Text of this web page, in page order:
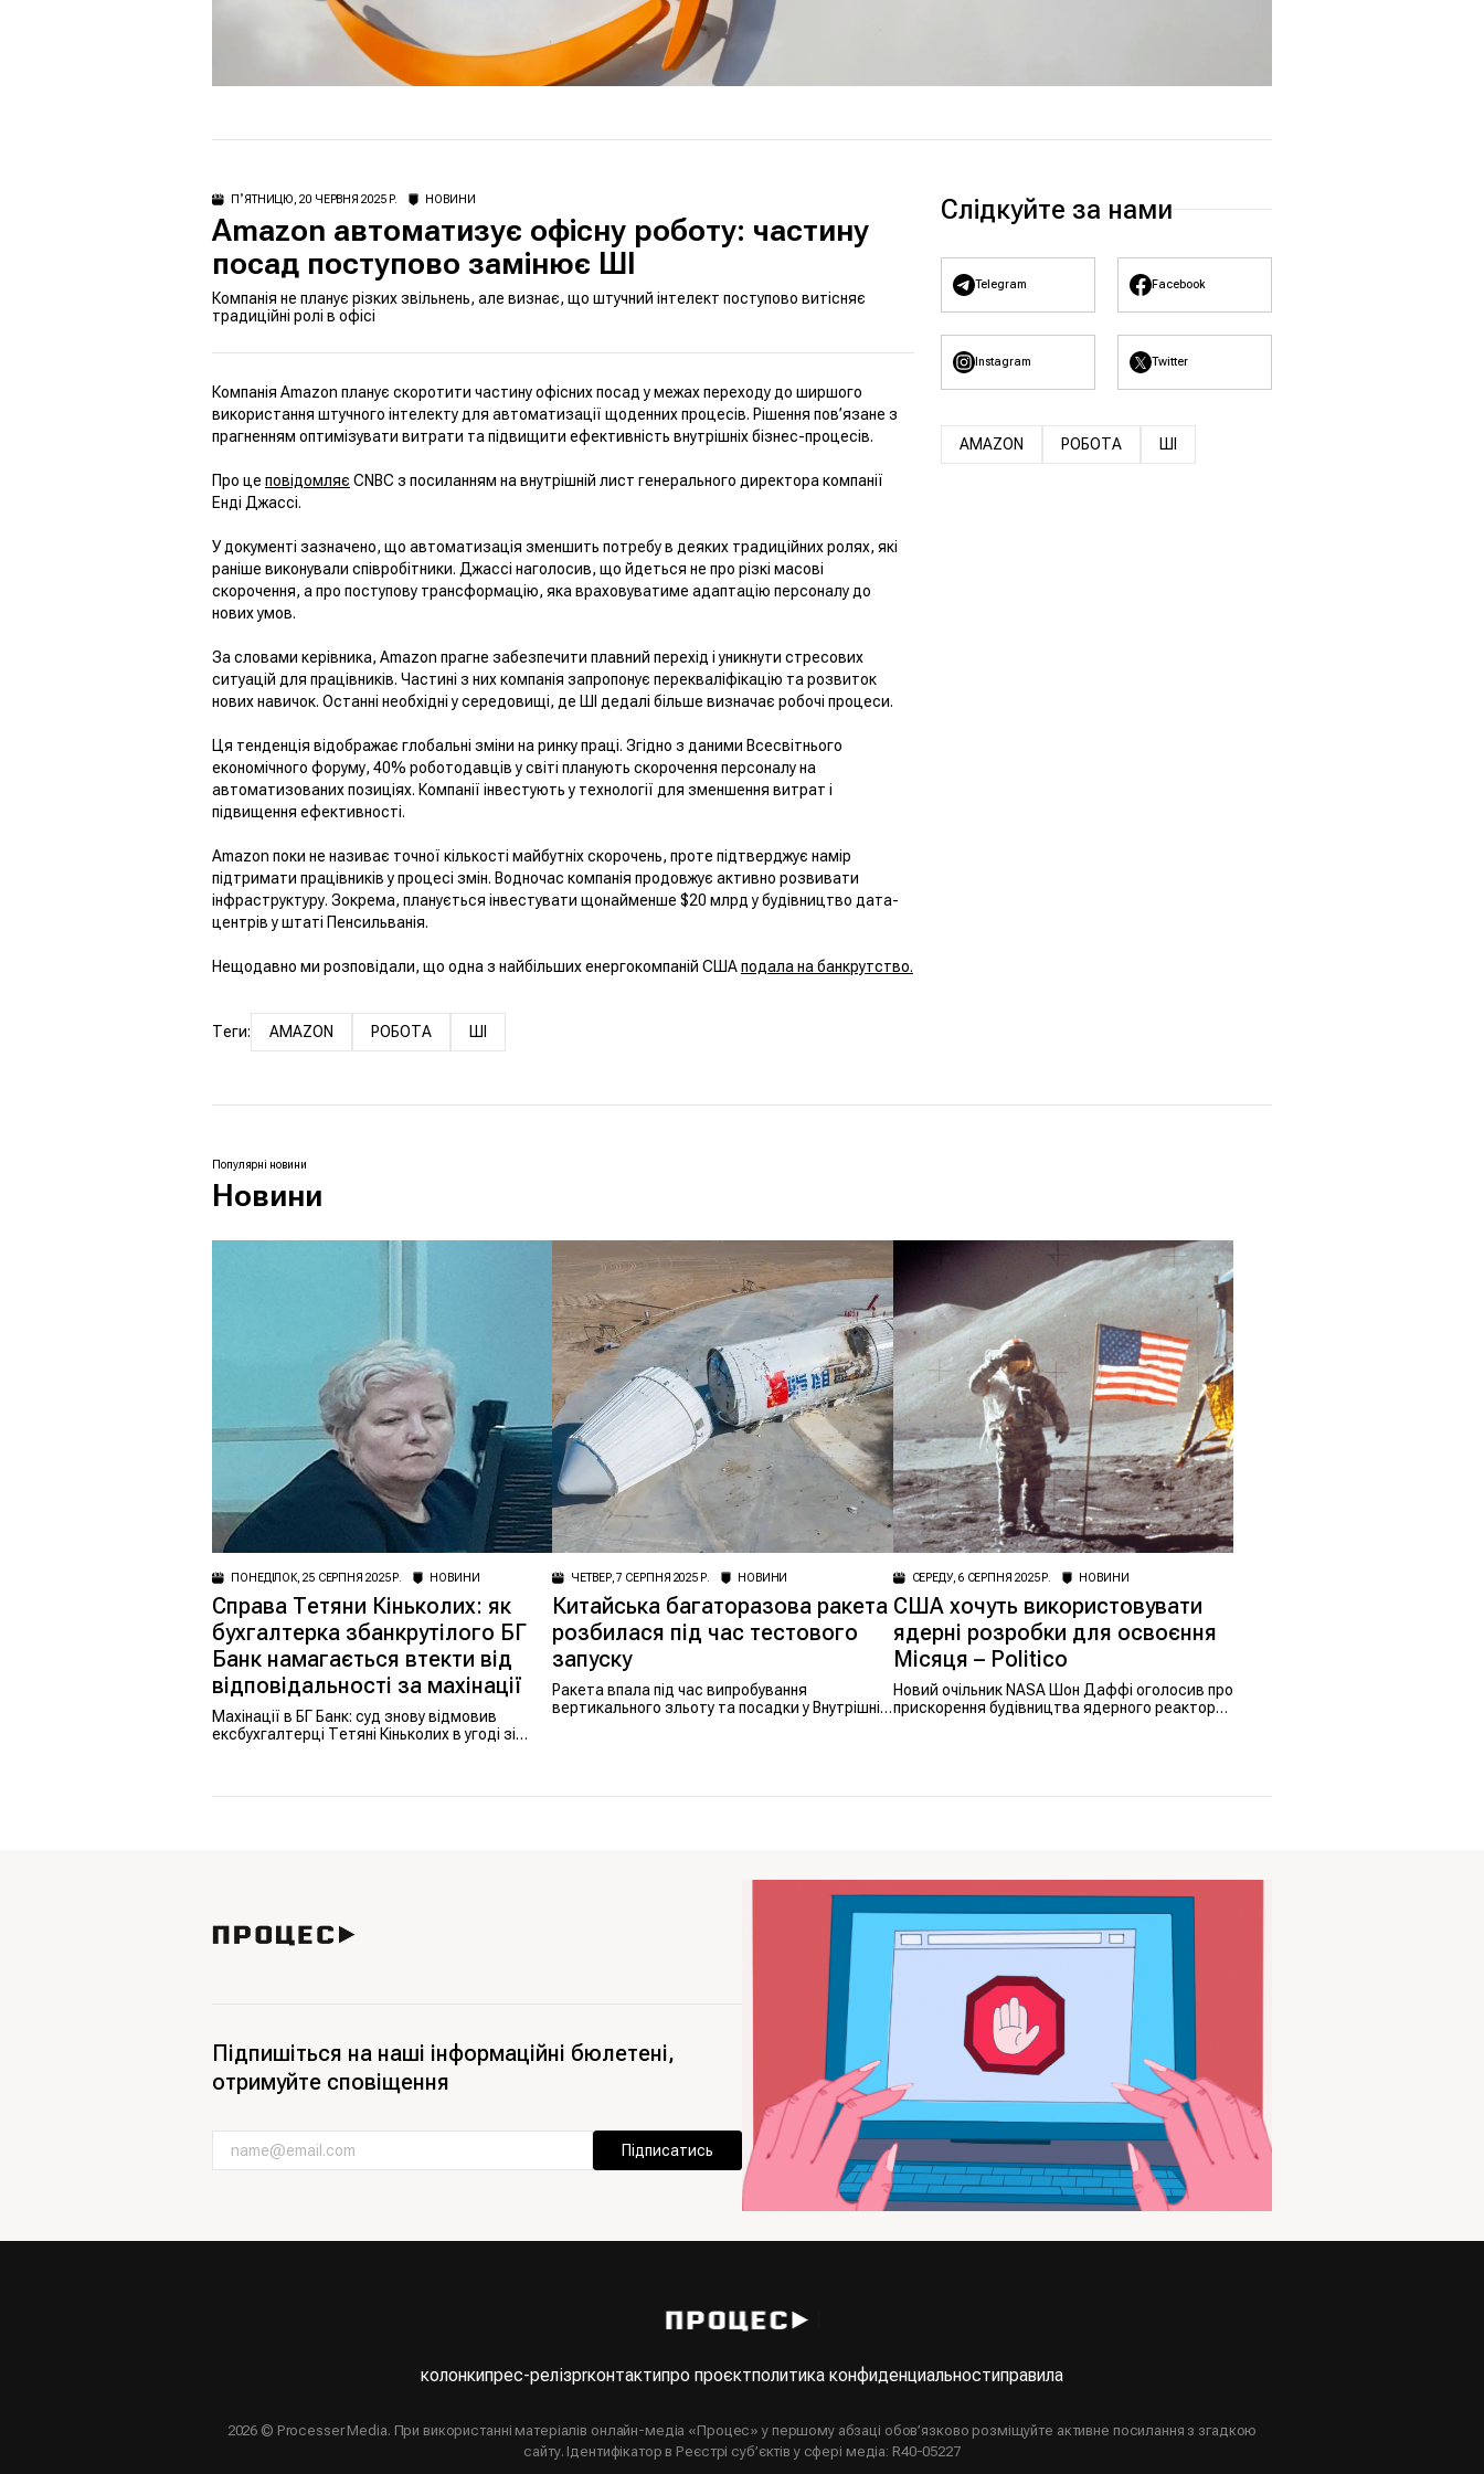
ПʼЯТНИЦЮ, 20 ЧЕРВНЯ 2025 Р. НОВИНИ
Amazon автоматизує офісну роботу: частину
посад поступово замінює ШІ
Компанія не планує різких звільнень, але визнає, що штучний інтелект поступово витісняє
традиційні ролі в офісі
Компанія Amazon планує скоротити частину офісних посад у межах переходу до ширшого
використання штучного інтелекту для автоматизації щоденних процесів. Рішення пов’язане з
прагненням оптимізувати витрати та підвищити ефективність внутрішніх бізнес-процесів.
Про це повідомляє CNBC з посиланням на внутрішній лист генерального директора компанії
Енді Джассі.
У документі зазначено, що автоматизація зменшить потребу в деяких традиційних ролях, які
раніше виконували співробітники. Джассі наголосив, що йдеться не про різкі масові
скорочення, а про поступову трансформацію, яка враховуватиме адаптацію персоналу до
нових умов.
За словами керівника, Amazon прагне забезпечити плавний перехід і уникнути стресових
ситуацій для працівників. Частині з них компанія запропонує перекваліфікацію та розвиток
нових навичок. Останні необхідні у середовищі, де ШІ дедалі більше визначає робочі процеси.
Ця тенденція відображає глобальні зміни на ринку праці. Згідно з даними Всесвітнього
економічного форуму, 40% роботодавців у світі планують скорочення персоналу на
автоматизованих позиціях. Компанії інвестують у технології для зменшення витрат і
підвищення ефективності.
Amazon поки не називає точної кількості майбутніх скорочень, проте підтверджує намір
підтримати працівників у процесі змін. Водночас компанія продовжує активно розвивати
інфраструктуру. Зокрема, планується інвестувати щонайменше $20 млрд у будівництво дата-
центрів у штаті Пенсильванія.
Нещодавно ми розповідали, що одна з найбільших енергокомпаній СШАподала на банкрутство.
Теги: AMAZON РОБОТА ШІ
Слідкуйте за нами
Telegram Facebook
Instagram Twitter
AMAZON РОБОТА ШІ
Популярні новини
Новини
ПОНЕДІЛОК, 25 СЕРПНЯ 2025 Р. НОВИНИ
Справа Тетяни Кіньколих: як
бухгалтерка збанкрутілого БГ
Банк намагається втекти від
відповідальності за махінації
Махінації в БГ Банк: суд знову відмовив
ексбухгалтерці Тетяні Кіньколих в угоді зі
ЧЕТВЕР, 7 СЕРПНЯ 2025 Р. НОВИНИ
Китайська багаторазова ракета
розбилася під час тестового
запуску
Ракета впала під час випробування
вертикального зльоту та посадки у Внутрішній
СЕРЕДУ, 6 СЕРПНЯ 2025 Р. НОВИНИ
США хочуть використовувати
ядерні розробки для освоєння
Місяця – Politico
Новий очільник NASA Шон Даффі оголосив про
прискорення будівництва ядерного реактора
Підпишіться на наші інформаційні бюлетені,
отримуйте сповіщення
Підписатись
колонкипрес-релізprконтактипро проєктполитика конфиденциальностиправила
2026 © Processer Media. При використанні матеріалів онлайн-медіа «Процес» у першому абзаці обов’язково розміщуйте активне посилання з згадкою
сайту. Ідентифікатор в Реєстрі суб’єктів у сфері медіа: R40-05227